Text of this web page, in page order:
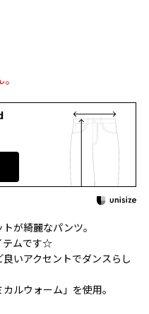
が綺麗なパンツ。
テムです☆
いアクセントでダンスらし
ルウォーム」を使用。